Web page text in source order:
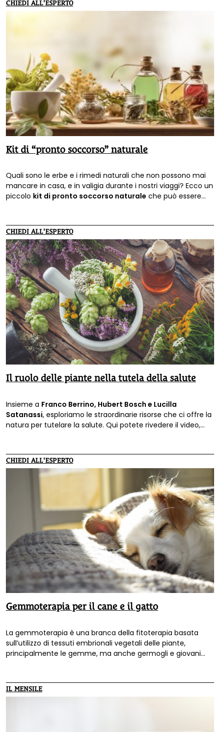
CHIEDI ALL'ESPERTO
Kit di “pronto soccorso” naturale
Quali sono le erbe e i rimedi naturali che non possono mai
mancare in casa, e in valigia durante i nostri viaggi? Ecco un
piccolo kit di pronto soccorso naturale che può essere
CHIEDI ALL'ESPERTO
Il ruolo delle piante nella tutela della salute
Insieme a Franco Berrino, Hubert Bosch e Lucilla
Satanassi, esploriamo le straordinarie risorse che ci offre la
natura per tutelare la salute. Qui potete rivedere il video,
CHIEDI ALL'ESPERTO
Gemmoterapia per il cane e il gatto
La gemmoterapia è una branca della fitoterapia basata
sull’utilizzo di tessuti embrionali vegetali delle piante,
principalmente le gemme, ma anche germogli e giovani
consigli del blog Generiamo Salute.
IL MENSILE